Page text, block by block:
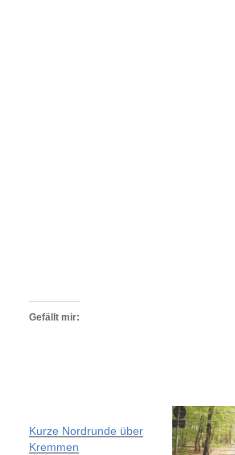
Gefällt mir:
Kurze Nordrunde über
Kremmen